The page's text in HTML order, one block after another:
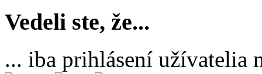
Vedeli ste, že...
... iba prihlásení užívatelia